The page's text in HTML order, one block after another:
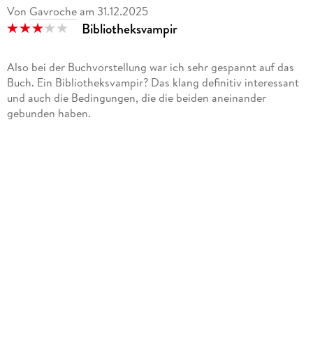
Eingreifens des Chef-Bibliothekar und Master des Corvus
Vampir Colleges kann Katherine gerettet werden, auch wenn
werden muss. Nur blöd, das der Biss eines Vampires verboten
ist und unter Strafe steht. Einzige Möglichkeit ist eine Heirat
und somit eine Fake-Ehe.
Doch was ist, wenn aus Hass Zuneigung und auch Liebe wird?
Von Gavroche am 31.12.2025
Bibliotheksvampir
Also bei der Buchvorstellung war ich sehr gespannt auf das
Buch. Ein Bibliotheksvampir? Das klang definitiv interessant
und auch die Bedingungen, die die beiden aneinander
gebunden haben.